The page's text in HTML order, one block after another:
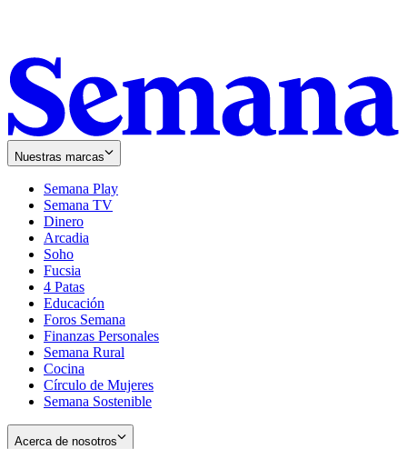
Nuestras marcas
Semana Play
Semana TV
Dinero
Arcadia
Soho
in
new
window
Fucsia
in
new
window
4 Patas
Educación
Foros Semana
Finanzas Personales
Semana Rural
Cocina
Círculo de Mujeres
Semana Sostenible
Acerca de nosotros